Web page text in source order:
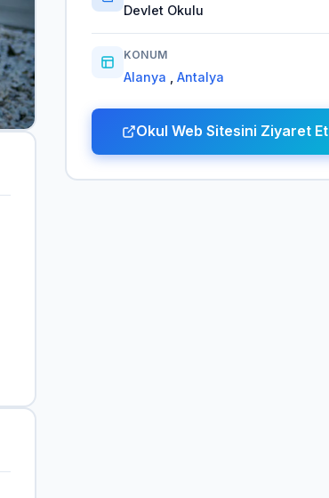
Devlet Okulu
KONUM
Alanya Antalya
Okul Web Sitesini Ziyaret Et